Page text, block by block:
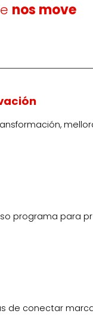
nos move
programa para
de conectar